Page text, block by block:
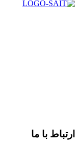
ارتباط با ما